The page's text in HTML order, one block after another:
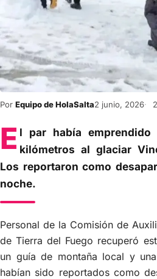
Por Equipo de HolaSalta2 junio, 2026
E l par había
kilómetros al glaciar
Los reportaron como
noche.
Personal de la Comisión de
de Tierra del Fuego recuperó
un guía de montaña local y
habían sido reportados como